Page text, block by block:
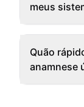
meus
Quão
anamnese